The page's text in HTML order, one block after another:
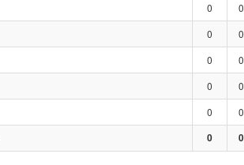
0 0
0 0
0 0
0 0
0 0
0 0